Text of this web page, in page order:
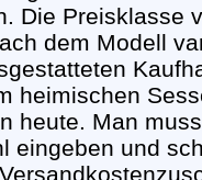
Die Preisklasse
dem Modell
heimischen
heute. Man
eingeben und